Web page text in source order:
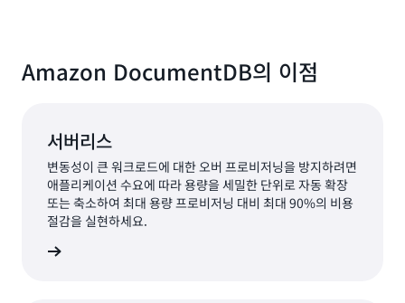
Amazon DocumentDB의 이점
서버리스
변동성이 큰 워크로드에 대한 오버 프로비저닝을 방지하려면
애플리케이션 수요에 따라 용량을 세밀한 단위로 자동 확장
또는 축소하여 최대 용량 프로비저닝 대비 최대 90%의 비용
절감을 실현하세요.